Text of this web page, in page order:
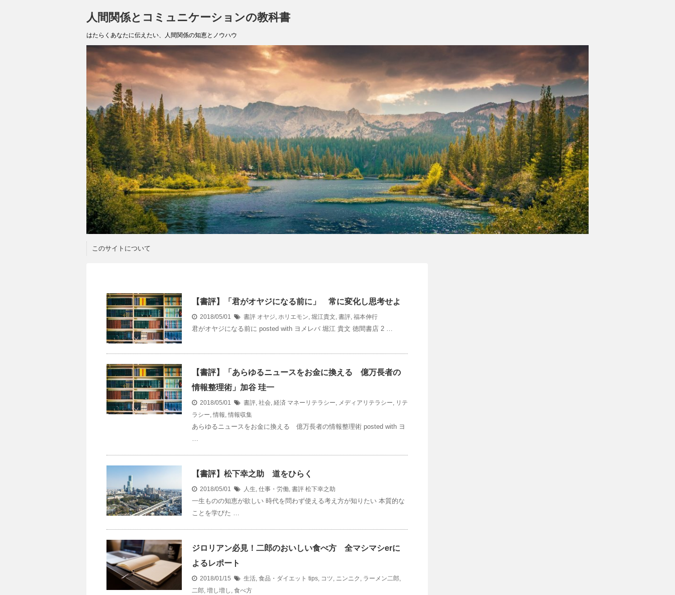
人間関係とコミュニケーションの教科書
はたらくあなたに伝えたい、人間関係の知恵とノウハウ
このサイトについて
【書評】「君がオヤジになる前に」 常に変化し思考せよ
2018/05/01 書評 オヤジ, ホリエモン, 堀江貴文, 書評, 福本伸行
君がオヤジになる前に posted with ヨメレバ 堀江 貴文 徳間書店 2 …
【書評】「あらゆるニュースをお金に換える 億万長者の
情報整理術」加谷 珪一
2018/05/01 書評, 社会, 経済 マネーリテラシー, メディアリテラシー, リテ
ラシー, 情報, 情報収集
あらゆるニュースをお金に換える 億万長者の情報整理術 posted with ヨ
…
【書評】松下幸之助 道をひらく
2018/05/01 人生, 仕事・労働, 書評 松下幸之助
一生ものの知恵が欲しい 時代を問わず使える考え方が知りたい 本質的な
ことを学びた …
ジロリアン必見！二郎のおいしい食べ方 全マシマシerに
よるレポート
2018/01/15 生活, 食品・ダイエット tips, コツ, ニンニク , ラーメン二郎,
二郎, 増し増し , 食べ方